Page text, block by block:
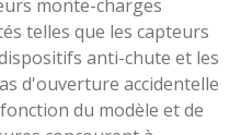
monte-charges
telles que les capteurs
anti-chute et les
d'ouverture accidentelle
du modèle et de